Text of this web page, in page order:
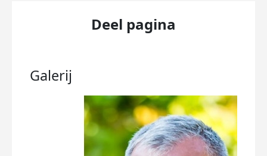
Deel pagina
Galerij